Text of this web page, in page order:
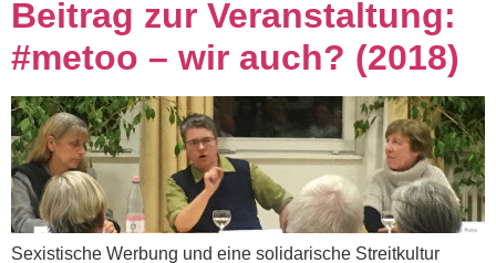
Beitrag zur Veranstaltung:
#metoo – wir auch? (2018)
Sexistische Werbung und eine solidarische Streitkultur